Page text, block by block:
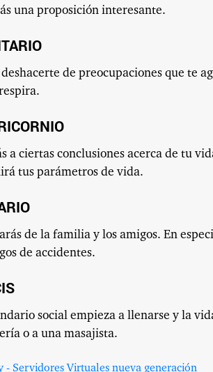
una proposición interesante.
deshacerte de preocupaciones que te
a ciertas conclusiones acerca de tu
tus parámetros de vida.
de la familia y los amigos. En
de accidentes.
social empieza a llenarse y la
o a una masajista.